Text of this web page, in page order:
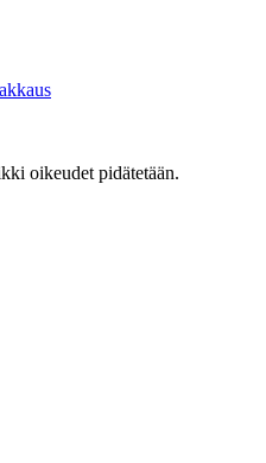
oikeudet pidätetään.